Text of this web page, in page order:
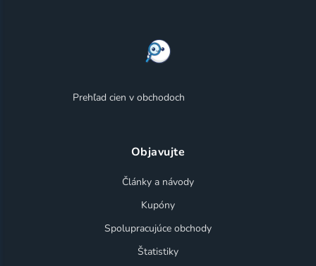
Prehľad cien v obchodoch
Objavujte
Články a návody
Kupóny
Spolupracujúce obchody
Štatistiky